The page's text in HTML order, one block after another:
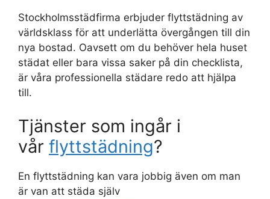
Stockholmsstädfirma erbjuder flyttstädning av
världsklass för att underlätta övergången till din
nya bostad. Oavsett om du behöver hela huset
städat eller bara vissa saker på din checklista,
är våra professionella städare redo att hjälpa
till.
Tjänster som ingår i
vår flyttstädning?
En flyttstädning kan vara jobbig även om man
är van att städa själv